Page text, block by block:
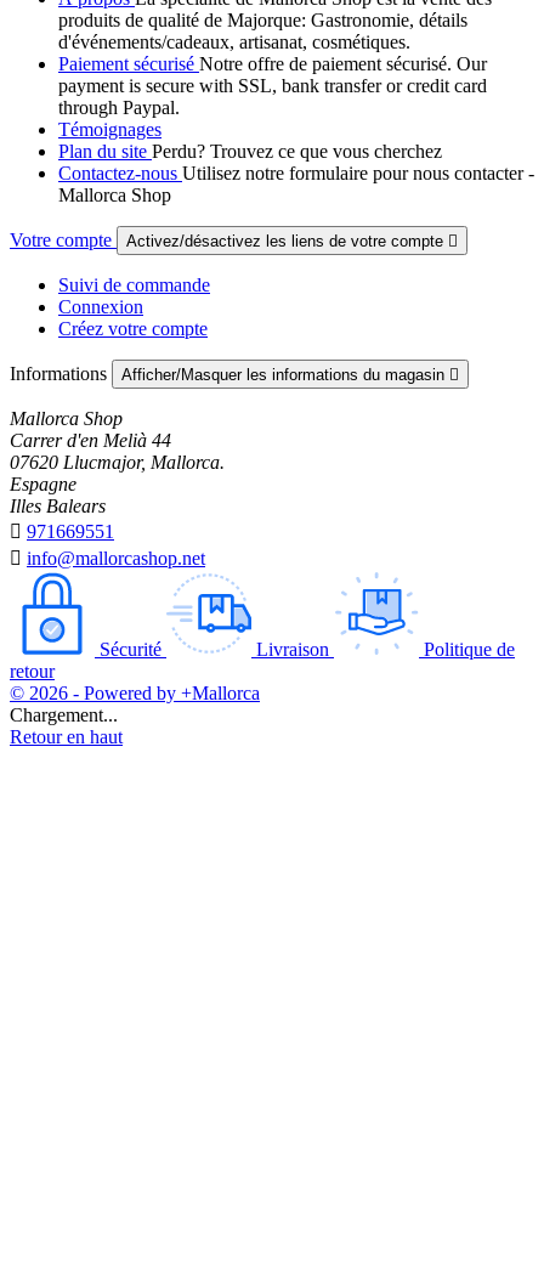
produits de qualité de Majorque: Gastronomie, détails
d'événements/cadeaux, artisanat, cosmétiques.
Paiement sécurisé Notre offre de paiement sécurisé. Our
payment is secure with SSL, bank transfer or credit card
through Paypal.
Témoignages
Plan du site Perdu? Trouvez ce que vous cherchez
Contactez-nous Utilisez notre formulaire pour nous contacter -
Mallorca Shop
Votre compte Activez/désactivez les liens de votre compte 
Suivi de commande
Connexion
Créez votre compte
Informations Afficher/Masquer les informations du magasin 
Mallorca Shop
Carrer d'en Melià 44
07620 Llucmajor, Mallorca.
Espagne
Illes Balears
 971669551
 info@mallorcashop.net
Sécurité Livraison
Politique de
retour
© 2026 - Powered by +Mallorca
Chargement...
Retour en haut